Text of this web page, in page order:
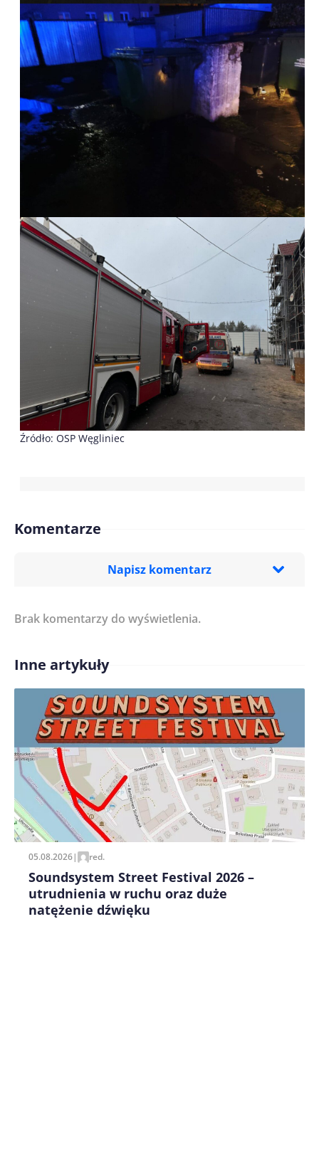
Źródło: OSP Węgliniec
Komentarze
Napisz komentarz
Treść komentarza*
Imię/ Nick*
Zapamiętaj moje dane w tej przeglądarce podczas
pisania kolejnych komentarzy.
Brak komentarzy do wyświetlenia.
Inne artykuły
05.08.2026| red.
Soundsystem Street Festival 2026 –
utrudnienia w ruchu oraz duże
natężenie dźwięku